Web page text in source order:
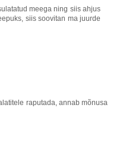
meega ning siis ahjus
siis soovitan ma juurde
raputada, annab mõnusa